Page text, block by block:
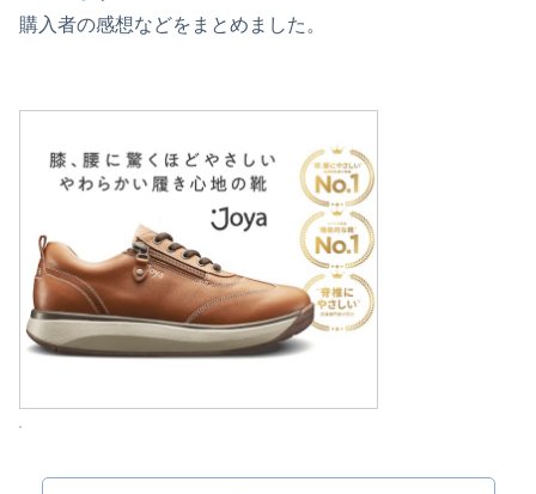
購入者の感想などをまとめました。